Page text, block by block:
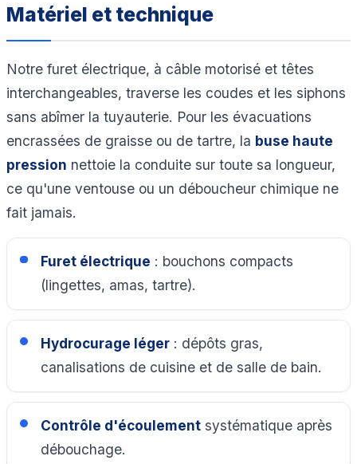
Matériel et technique
Notre furet électrique, à câble motorisé et têtes
interchangeables, traverse les coudes et les siphons
sans abîmer la tuyauterie. Pour les évacuations
encrassées de graisse ou de tartre, la buse haute
pression nettoie la conduite sur toute sa longueur,
ce qu'une ventouse ou un déboucheur chimique ne
fait jamais.
Furet électrique : bouchons compacts
(lingettes, amas, tartre).
Hydrocurage léger: dépôts gras,
canalisations de cuisine et de salle de bain.
Contrôle d'écoulementsystématique après
débouchage.